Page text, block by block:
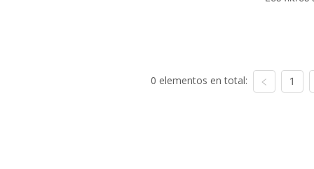
0 elementos en total: 1